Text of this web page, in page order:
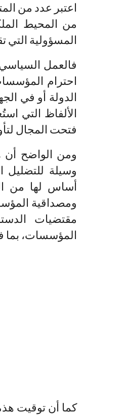
اعتبر عدد من
من المحيط
المسؤولية التي
فالعمل
احترام
الدولة أو في
الألفاظ التي
فتحت المجال
ومن الواضح أن
وسيلة
أساس لها من
ومصداقية
مقتضيات
المؤسسات، بما
كما أن توقيت